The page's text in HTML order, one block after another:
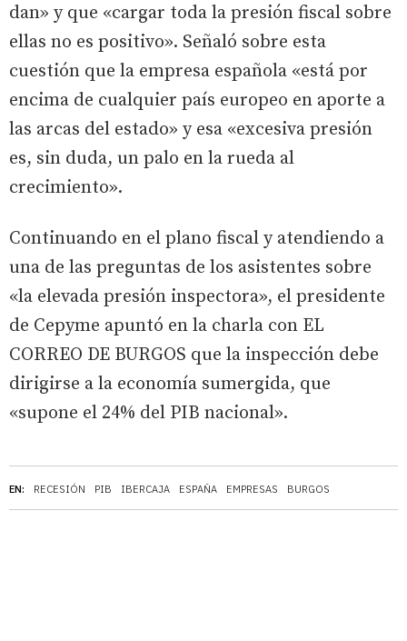
EN: RECESIÓN PIB IBERCAJA ESPAÑA EMPRESAS BURGOS
dan» y que «cargar toda la presión fiscal sobre
ellas no es positivo». Señaló sobre esta
cuestión que la empresa española «está por
encima de cualquier país europeo en aporte a
las arcas del estado» y esa «excesiva presión
es, sin duda, un palo en la rueda al
crecimiento».
Continuando en el plano fiscal y atendiendo a
una de las preguntas de los asistentes sobre
«la elevada presión inspectora», el presidente
de Cepyme apuntó en la charla con EL
CORREO DE BURGOS que la inspección debe
dirigirse a la economía sumergida, que
«supone el 24% del PIB nacional».